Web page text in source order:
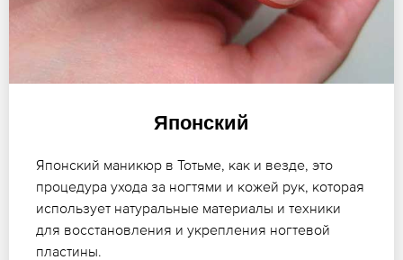
Японский
Японский маникюр в Тотьме, как и везде, это
процедура ухода за ногтями и кожей рук, которая
использует натуральные материалы и техники
для восстановления и укрепления ногтевой
пластины.